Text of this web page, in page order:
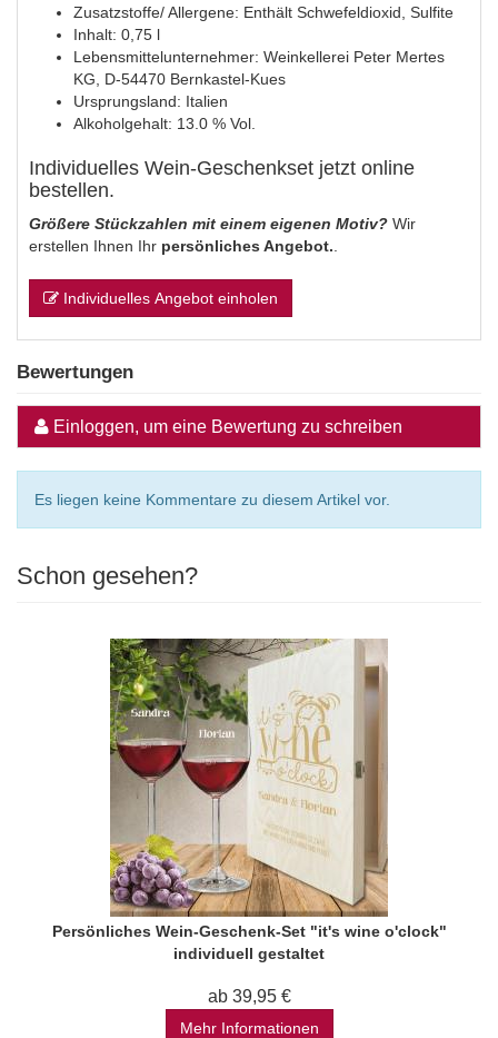
Zusatzstoffe/ Allergene: Enthält Schwefeldioxid, Sulfite
Inhalt: 0,75 l
Lebensmittelunternehmer: Weinkellerei Peter Mertes
KG, D-54470 Bernkastel-Kues
Ursprungsland: Italien
Alkoholgehalt: 13.0 % Vol.
Individuelles Wein-Geschenkset jetzt online
bestellen.
Größere Stückzahlen mit einem eigenen Motiv? Wir
erstellen Ihnen Ihr persönliches Angebot.
Individuelles Angebot einholen
Bewertungen
Einloggen, um eine Bewertung zu schreiben
Es liegen keine Kommentare zu diesem Artikel vor.
Schon gesehen?
Persönliches Wein-Geschenk-Set "it's wine o'clock"
individuell gestaltet
ab 39,95 €
Mehr Informationen